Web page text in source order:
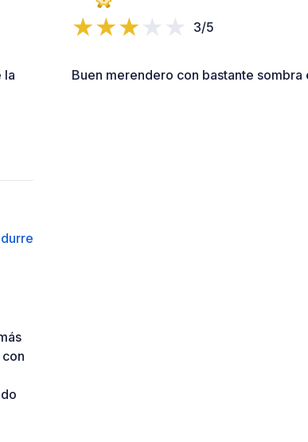
la
3/5
Buen merendero con bastante sombra